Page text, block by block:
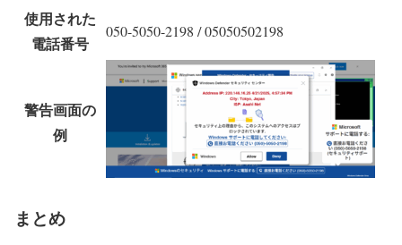
使用された
電話番号
050-5050-2198 / 05050502198
警告画面の
例
まとめ